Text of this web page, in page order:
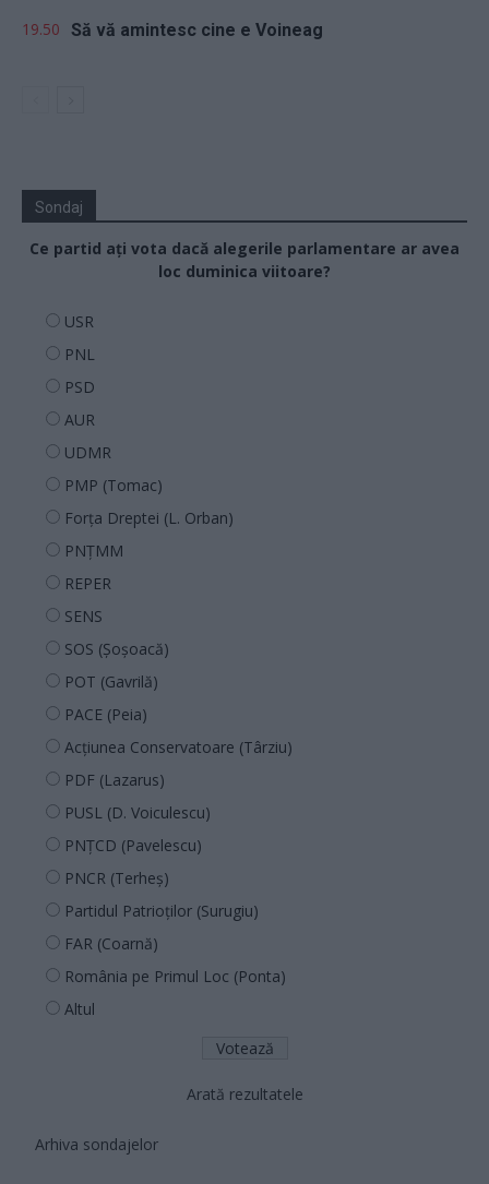
19.50 Să vă amintesc cine e Voineag
Sondaj
Ce partid ați vota dacă alegerile parlamentare ar avea
loc duminica viitoare?
USR
PNL
PSD
AUR
UDMR
PMP (Tomac)
Forța Dreptei (L. Orban)
PNȚMM
REPER
SENS
SOS (Șoșoacă)
POT (Gavrilă)
PACE (Peia)
Acțiunea Conservatoare (Târziu)
PDF (Lazarus)
PUSL (D. Voiculescu)
PNȚCD (Pavelescu)
PNCR (Terheș)
Partidul Patrioților (Surugiu)
FAR (Coarnă)
România pe Primul Loc (Ponta)
Altul
Arată rezultatele
Arhiva sondajelor